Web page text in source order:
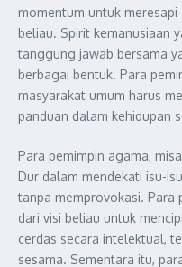
momentum untuk
beliau. Spirit kemanusiaan
tanggung jawab bersama
berbagai bentuk. Para
masyarakat umum harus
panduan dalam kehidupan
Para pemimpin agama,
Dur dalam mendekati isu-
tanpa memprovokasi. Para
dari visi beliau untuk
cerdas secara intelektual,
sesama. Sementara itu,